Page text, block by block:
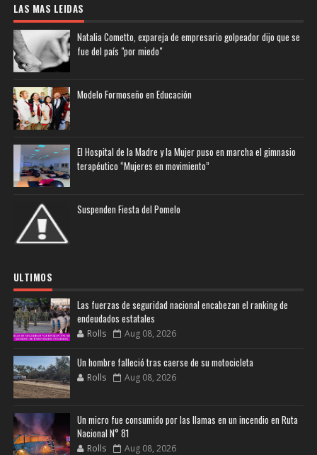
LAS MAS LEIDAS
Natalia Cometto, expareja de empresario golpeador dijo que se
fue del país "por miedo"
Modelo Formoseño en Educación
El Hospital de la Madre y la Mujer puso en marcha el gimnasio
terapéutico “Mujeres en movimiento”
Suspenden Fiesta del Pomelo
ULTIMOS
Las fuerzas de seguridad nacional encabezan el ranking de
endeudados estatales
Rolls Aug 08, 2026
Un hombre falleció tras caerse de su motocicleta
Rolls Aug 08, 2026
Un micro fue consumido por las llamas en un incendio en Ruta
Nacional N° 81
Rolls Aug 08, 2026